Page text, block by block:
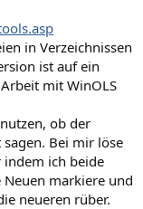
in Verzeichnissen
ist auf ein
mit WinOLS
ob der
Bei mir löse
ich beide
markiere und
neueren rüber.